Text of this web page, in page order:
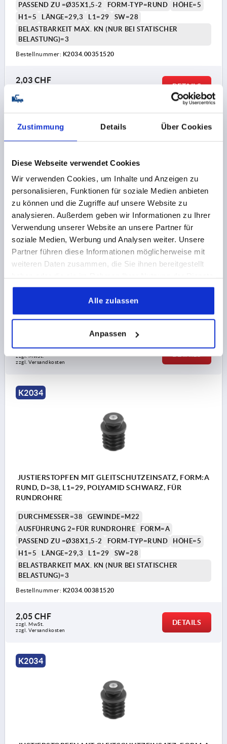
Zustimmung Details Über Cookies
Diese Webseite verwendet Cookies
Wir verwenden Cookies, um Inhalte und Anzeigen zu
personalisieren, Funktionen für soziale Medien anbieten
zu können und die Zugriffe auf unsere Website zu
analysieren. Außerdem geben wir Informationen zu Ihrer
Verwendung unserer Website an unsere Partner für
soziale Medien, Werbung und Analysen weiter. Unsere
Partner führen diese Informationen möglicherweise mit
weiteren Daten zusammen, die Sie ihnen bereitgestellt
gesammelt haben.
Alle zulassen
Anpassen
PASSEND ZU =Ø35X1,5-2
FORM-TYP=RUND
HÖHE=5
H1=5
LÄNGE=29,3 L1=29
SW=28
BELASTBARKEIT MAX. KN (NUR BEI STATISCHER
BELASTUNG)=3
Bestellnummer: K2034.00351520
2,03 CHF
zzgl. Versandkosten
DETAILS
K2034
JUSTIERSTOPFEN MIT GLEITSCHUTZEINSATZ, FORM:A
RUND, D=35, L1=29, POLYAMID SCHWARZ, FÜR
RUNDROHRE
DURCHMESSER=35
GEWINDE=M22
AUSFÜHRUNG 2=FÜR RUNDROHRE
FORM=A
BELASTBARKEIT MAX. KN (NUR BEI STATISCHER
Bestellnummer:K2034.00352025
2,22 CHF
zzgl. MwSt.
zzgl. Versandkosten
K2034
JUSTIERSTOPFEN MIT GLEITSCHUTZEINSATZ, FORM:A
RUND, D=38, L1=29, POLYAMID SCHWARZ, FÜR
RUNDROHRE
DURCHMESSER=38
GEWINDE=M22
AUSFÜHRUNG 2=FÜR RUNDROHRE
FORM=A
PASSEND ZU =Ø38X1,5-2
FORM-TYP=RUND
HÖHE=5
H1=5
LÄNGE=29,3 L1=29
SW=28
BELASTBARKEIT MAX. KN (NUR BEI STATISCHER
BELASTUNG)=3
Bestellnummer: K2034.00381520
2,05 CHF
zzgl. MwSt.
zzgl. Versandkosten
DETAILS
K2034